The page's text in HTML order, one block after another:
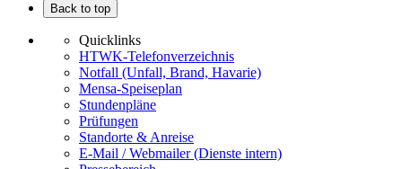
Back to top
Quicklinks
HTWK-Telefonverzeichnis
Notfall (Unfall, Brand, Havarie)
Mensa-Speiseplan
Stundenpläne
Prüfungen
Standorte & Anreise
E-Mail / Webmailer (Dienste intern)